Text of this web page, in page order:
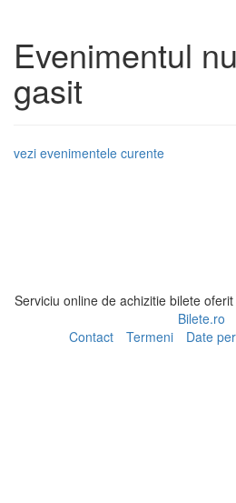
Evenimentul
gasit
vezi evenimentele curente
Serviciu online de achizitie bilete
Bilete.ro
Contact
Termeni Date